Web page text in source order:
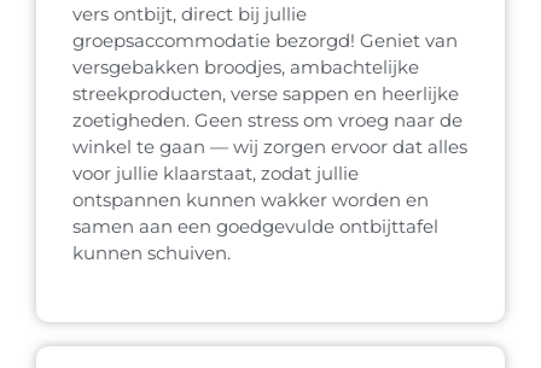
vers ontbijt, direct bij jullie
groepsaccommodatie bezorgd! Geniet van
versgebakken broodjes, ambachtelijke
streekproducten, verse sappen en heerlijke
zoetigheden. Geen stress om vroeg naar de
winkel te gaan — wij zorgen ervoor dat alles
voor jullie klaarstaat, zodat jullie
ontspannen kunnen wakker worden en
samen aan een goedgevulde ontbijttafel
kunnen schuiven.